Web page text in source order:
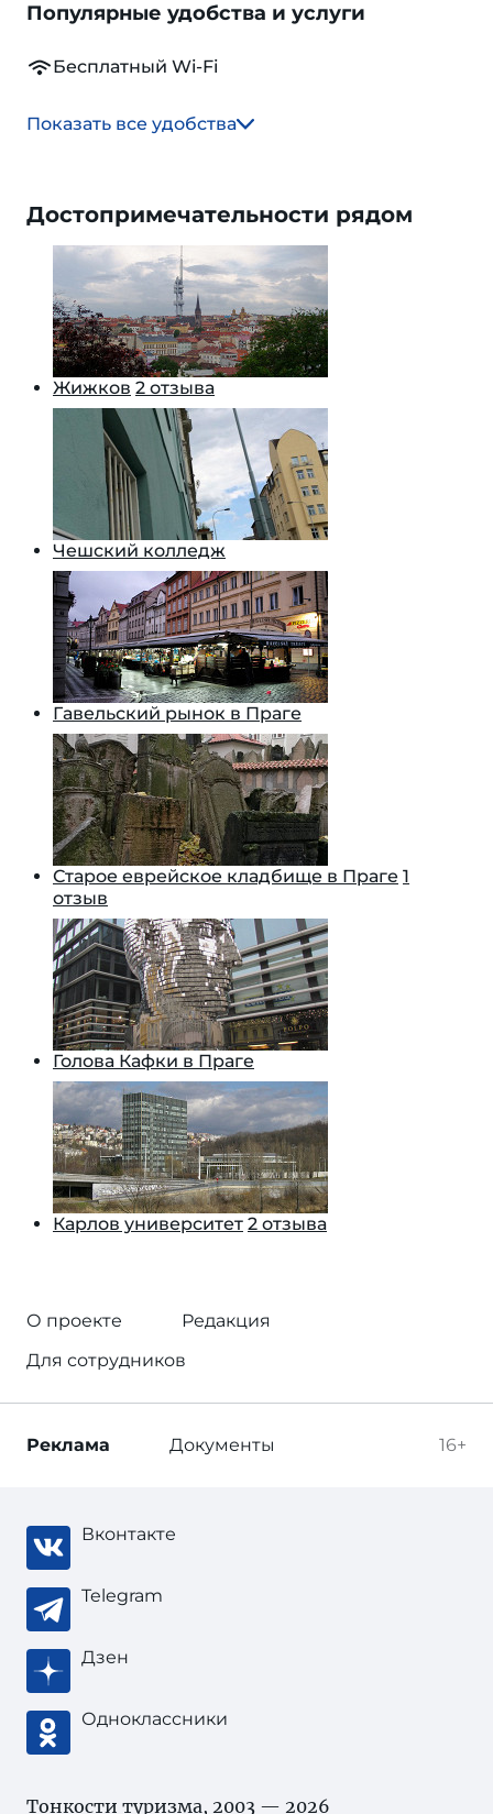
Популярные удобства и услуги
Бесплатный Wi-Fi
Показать все удобства
Достопримечательности рядом
Жижков 2 отзыва
Чешский колледж
Гавельский рынок в Праге
Старое еврейское кладбище в Праге 1
отзыв
Голова Кафки в Праге
Карлов университет 2 отзыва
О проекте
Редакция
Для сотрудников
16+
Реклама Документы
Вконтакте
Telegram
Дзен
Одноклассники
Тонкости туризма, 2003 — 2026